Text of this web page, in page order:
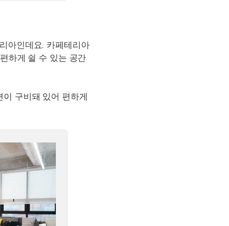
아인데요. 카페테리아
하게 쉴 수 있는 공간
이 구비돼 있어 편하게